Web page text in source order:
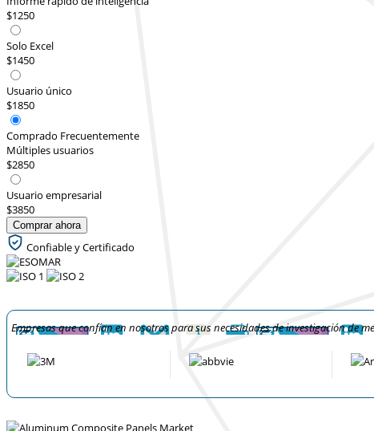
$1250
Solo Excel
$1450
Usuario único
$1850
Comprado Frecuentemente
Múltiples usuarios
$2850
Usuario empresarial
$3850
Comprar ahora
Confiable y Certificado
Empresas que confían en nosotros para sus necesidades de investigación de